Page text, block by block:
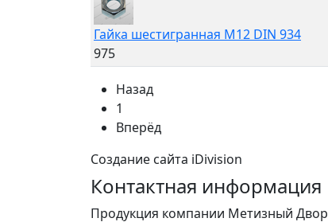
Гайка шестигранная M12 DIN 934
975
Назад
1
Вперёд
Создание сайта iDivision
Контактная информация
Продукция компании Метизный Двор